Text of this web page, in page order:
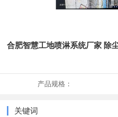
合肥智慧工地喷淋系统厂家 除
产品规格：
关键词